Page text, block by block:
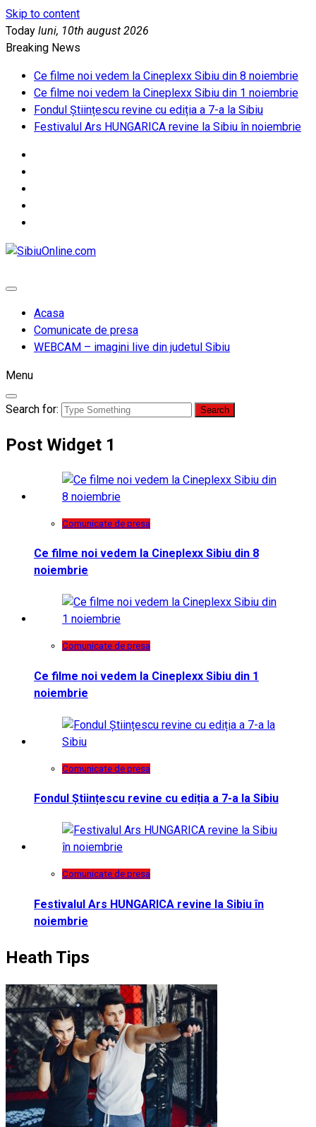
Skip to content
Today luni, 10th august 2026
Breaking News
Ce filme noi vedem la Cineplexx Sibiu din 8 noiembrie
Ce filme noi vedem la Cineplexx Sibiu din 1 noiembrie
Fondul Științescu revine cu ediția a 7-a la Sibiu
Festivalul Ars HUNGARICA revine la Sibiu în noiembrie
Acasa
Comunicate de presa
WEBCAM – imagini live din judetul Sibiu
Menu
Search for:
Post Widget 1
Comunicate de presa
Ce filme noi vedem la Cineplexx Sibiu din 8
noiembrie
Comunicate de presa
Ce filme noi vedem la Cineplexx Sibiu din 1
noiembrie
Comunicate de presa
Fondul Științescu revine cu ediția a 7-a la Sibiu
Comunicate de presa
Festivalul Ars HUNGARICA revine la Sibiu în
noiembrie
Heath Tips